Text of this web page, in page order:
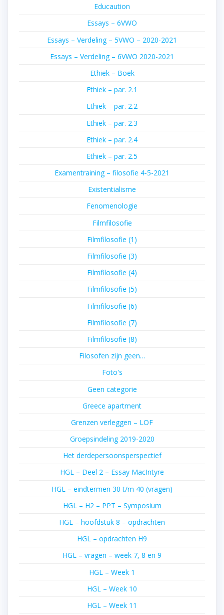
Educaution
Essays – 6VWO
Essays – Verdeling – 5VWO – 2020-2021
Essays – Verdeling – 6VWO 2020-2021
Ethiek – Boek
Ethiek – par. 2.1
Ethiek – par. 2.2
Ethiek – par. 2.3
Ethiek – par. 2.4
Ethiek – par. 2.5
Examentraining – filosofie 4-5-2021
Existentialisme
Fenomenologie
Filmfilosofie
Filmfilosofie (1)
Filmfilosofie (3)
Filmfilosofie (4)
Filmfilosofie (5)
Filmfilosofie (6)
Filmfilosofie (7)
Filmfilosofie (8)
Filosofen zijn geen…
Foto's
Geen categorie
Greece apartment
Grenzen verleggen – LOF
Groepsindeling 2019-2020
Het derdepersoonsperspectief
HGL – Deel 2 – Essay MacIntyre
HGL – eindtermen 30 t/m 40 (vragen)
HGL – H2 – PPT – Symposium
HGL – hoofdstuk 8 – opdrachten
HGL – opdrachten H9
HGL – vragen – week 7, 8 en 9
HGL – Week 1
HGL – Week 10
HGL – Week 11